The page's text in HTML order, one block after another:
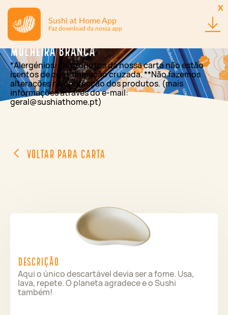
Molheira Branca
*Alergénios: Os produtos da nossa carta não estão
isentos de contaminação cruzada. **Não fazemos
alterações na confecção dos produtos. (mais
informações através do e-mail:
geral@sushiathome.pt)
Voltar para Carta
Descrição
Aqui o único descartável devia ser a fome. Usa,
lava, repete. O planeta agradece e o Sushi
também!
Sushi at Home App
Faz download da nossa app
x